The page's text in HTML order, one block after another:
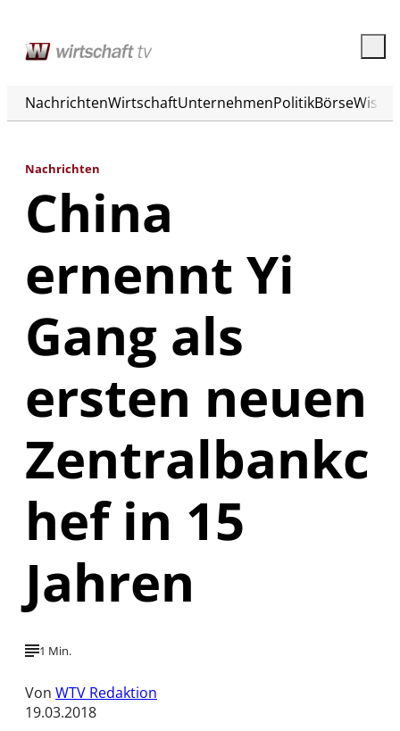
NachrichtenWirtschaftUnternehmenPolitikBörse
Nachrichten
China
ernennt Yi
Gang als
ersten neuen
Zentralbankc
hef in 15
Jahren
1 Min.
Von WTV Redaktion
19.03.2018